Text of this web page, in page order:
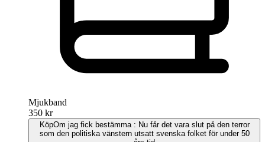
Mjukband
350 kr
KöpOm jag fick bestämma : Nu får det vara slut på den terror
som den politiska vänstern utsatt svenska folket för under 50